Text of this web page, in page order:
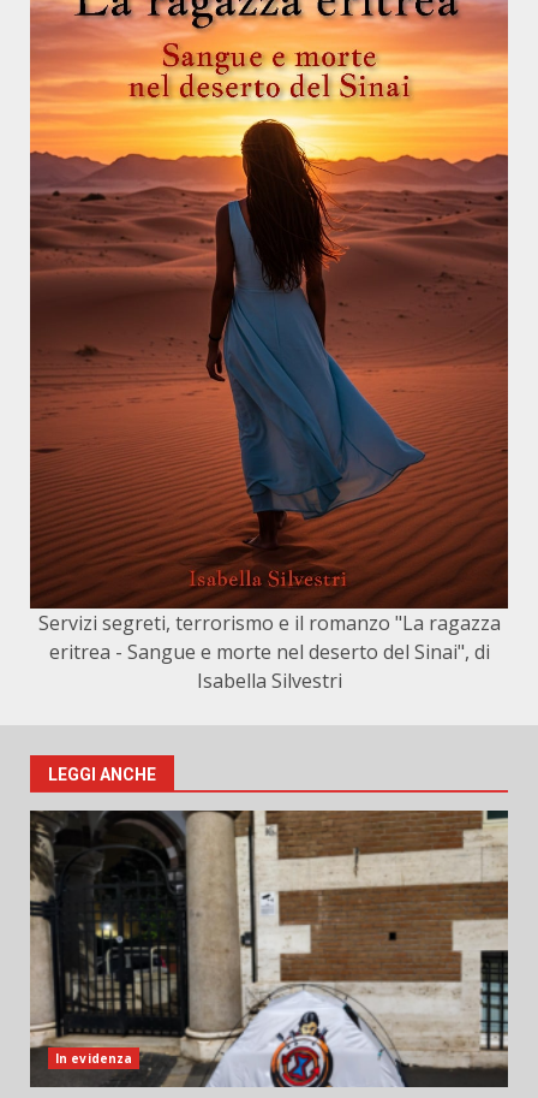
Servizi segreti, terrorismo e il romanzo "La ragazza
eritrea - Sangue e morte nel deserto del Sinai", di
Isabella Silvestri
LEGGI ANCHE
In evidenza